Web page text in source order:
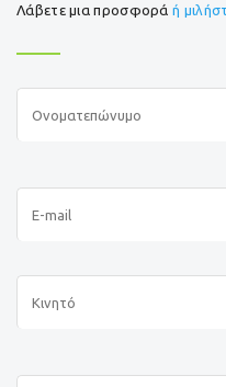
Λάβετε μια προσφοράή